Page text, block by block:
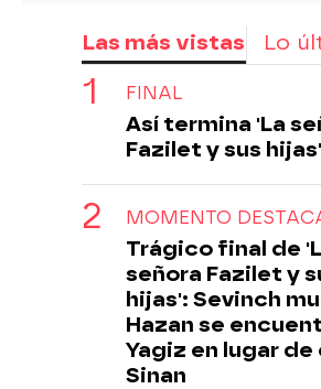
Las más vistas Lo
FINAL
Así termina 'La
Fazilet y sus hijas'
MOMENTO
Trágico final de
señora Fazilet y
hijas': Sevinch
Hazan se
Yagiz en lugar de
Sinan